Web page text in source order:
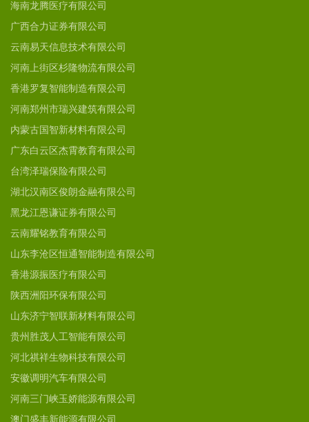
海南龙腾医疗有限公司
广西合力证券有限公司
云南易天信息技术有限公司
河南上街区杉隆物流有限公司
香港罗复智能制造有限公司
河南郑州市瑞兴建筑有限公司
内蒙古国智新材料有限公司
广东白云区杰霄教育有限公司
台湾泽瑞保险有限公司
湖北汉南区俊朗金融有限公司
黑龙江恩谦证券有限公司
云南耀铭教育有限公司
山东李沧区恒通智能制造有限公司
香港源振医疗有限公司
陕西洲阳环保有限公司
山东济宁智联新材料有限公司
贵州胜茂人工智能有限公司
河北祺祥生物科技有限公司
安徽调明汽车有限公司
河南三门峡玉娇能源有限公司
澳门盛丰新能源有限公司